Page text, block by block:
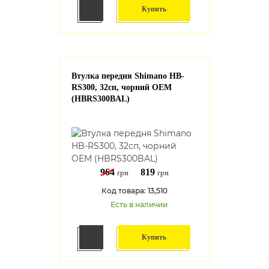
Купить
Втулка передня Shimano HB-
RS300, 32сп, чорний OEM
(HBRS300BAL)
964 грн 819 грн
Код товара: 13,510
Есть в наличии
Купить